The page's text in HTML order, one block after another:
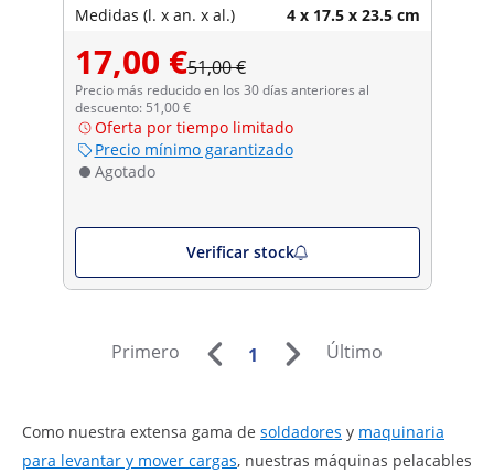
Medidas (l. x an. x al.) 4 x 17.5 x 23.5 cm
17,00 €51,00 €
Precio más reducido en los 30 días anteriores al
descuento: 51,00 €
Oferta por tiempo limitado
Precio mínimo garantizado
Agotado
Verificar stock
Primero 1 Último
Como nuestra extensa gama de soldadores y maquinaria
para levantar y mover cargas, nuestras máquinas pelacables